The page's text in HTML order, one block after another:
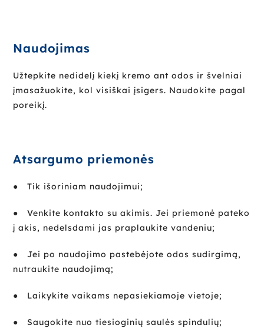
Naudojimas
Užtepkite nedidelį kiekį kremo ant odos ir švelniai
įmasažuokite, kol visiškai įsigers. Naudokite pagal
poreikį.
Atsargumo priemonės
● Tik išoriniam naudojimui;
● Venkite kontakto su akimis. Jei priemonė pateko
į akis, nedelsdami jas praplaukite vandeniu;
● Jei po naudojimo pastebėjote odos sudirgimą,
nutraukite naudojimą;
● Laikykite vaikams nepasiekiamoje vietoje;
● Saugokite nuo tiesioginių saulės spindulių;